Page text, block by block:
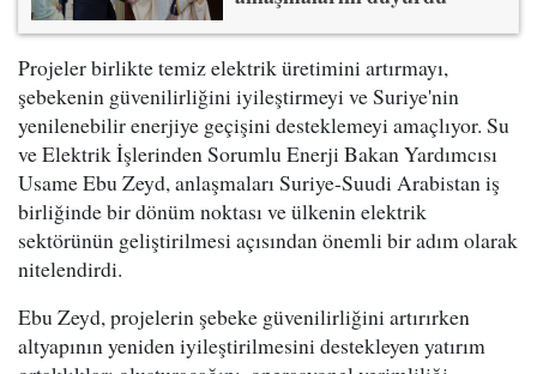
Projeler birlikte temiz elektrik üretimini artırmayı,
şebekenin güvenilirliğini iyileştirmeyi ve Suriye'nin
yenilenebilir enerjiye geçişini desteklemeyi amaçlıyor. Su
ve Elektrik İşlerinden Sorumlu Enerji Bakan Yardımcısı
Usame Ebu Zeyd, anlaşmaları Suriye-Suudi Arabistan iş
birliğinde bir dönüm noktası ve ülkenin elektrik
sektörünün geliştirilmesi açısından önemli bir adım olarak
nitelendirdi.
Ebu Zeyd, projelerin şebeke güvenilirliğini artırırken
altyapının yeniden iyileştirilmesini destekleyen yatırım